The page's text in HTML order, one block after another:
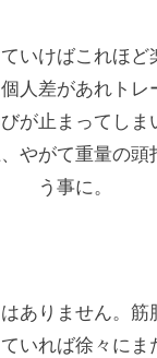
いけばこれほど
人差があれトレ
が止まってしま
やがて重量の頭
う事に。
ありません。筋
いれば徐々にま